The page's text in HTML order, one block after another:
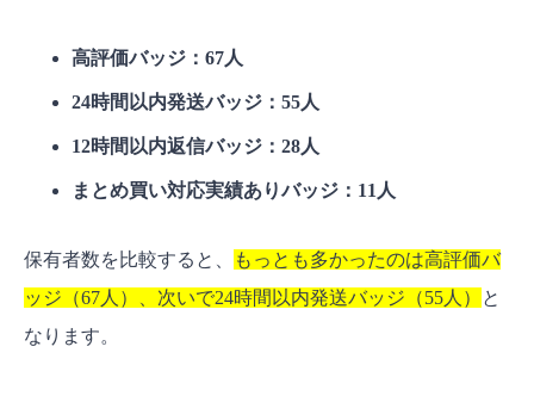
高評価バッジ：67人
24時間以内発送バッジ：55人
12時間以内返信バッジ：28人
まとめ買い対応実績ありバッジ：11人
保有者数を比較すると、
もっとも多かったのは高評価バ
ッジ（67人）、次いで24時間以内発送バッジ（55人）
と
なります。